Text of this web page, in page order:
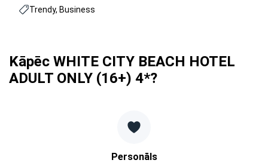
Trendy, Business
Kāpēc WHITE CITY BEACH HOTEL
ADULT ONLY (16+) 4*?
Personāls